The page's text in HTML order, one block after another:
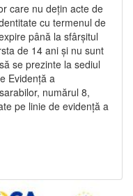
care nu dețin acte de
cu termenul de
până la sfârșitul
de 14 ani și nu sunt
se prezinte la sediul
Evidență a
numărul 8,
pe linie de evidență a